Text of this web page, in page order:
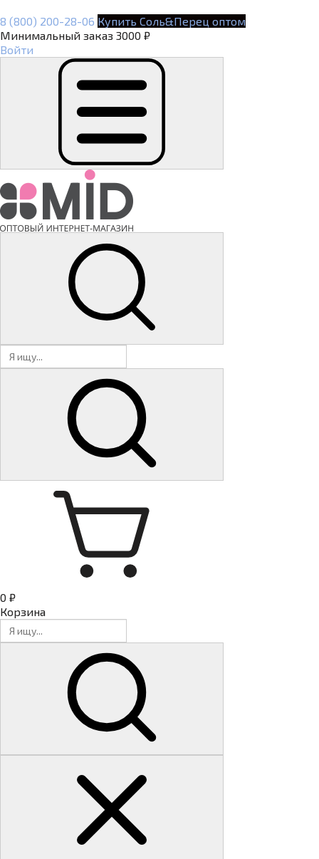
8 (800) 200-28-06 Купить Соль&Перец оптом
Минимальный заказ 3000 ₽
Войти
0 ₽
Корзина